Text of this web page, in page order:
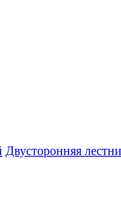
Двусторонняя